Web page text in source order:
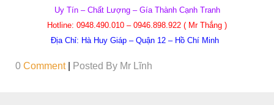
Uy Tín – Chất Lượng – Gía Thành Cạnh Tranh
Hotline: 0948.490.010 – 0946.898.922 ( Mr Thắng )
Địa Chỉ: Hà Huy Giáp – Quận 12 – Hồ Chí Minh
0 Comment Posted By Mr Lĩnh